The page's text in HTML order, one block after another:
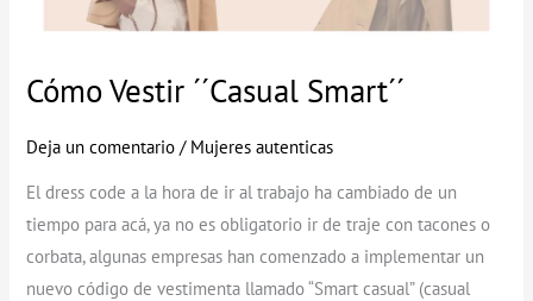
Cómo Vestir ´´Casual Smart´´
Deja un comentario / Mujeres autenticas
El dress code a la hora de ir al trabajo ha cambiado de un
tiempo para acá, ya no es obligatorio ir de traje con tacones o
corbata, algunas empresas han comenzado a implementar un
nuevo código de vestimenta llamado “Smart casual” (casual